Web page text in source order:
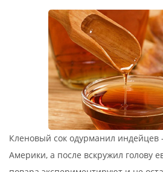
Кленовый сок одурманил
Америки, а после вскружил голову